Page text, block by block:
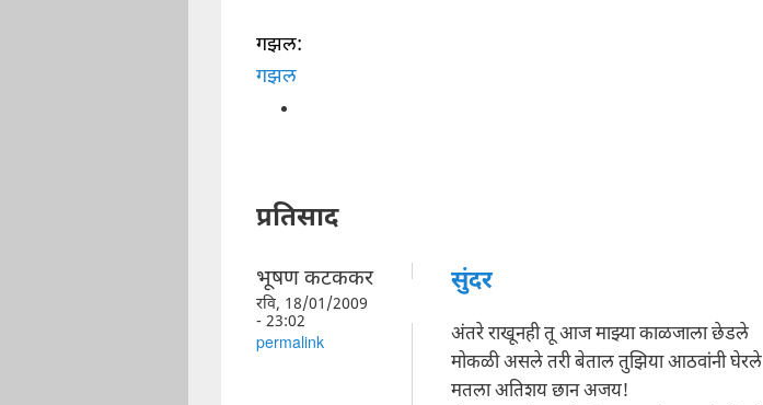
गझल:
गझल
प्रतिसाद
भूषण कटककर
रवि, 18/01/2009
- 23:02
permalink
सुंदर
अंतरे राखूनही तू आज माझ्या काळजाला छेडले
मोकळी असले तरी बेताल तुझिया आठवांनी घेरले
मतला अतिशय छान अजय!